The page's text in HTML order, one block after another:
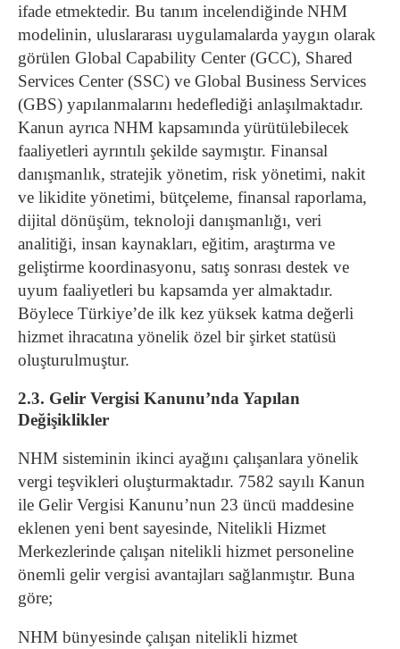
ifade etmektedir. Bu tanım incelendiğinde NHM
modelinin, uluslararası uygulamalarda yaygın olarak
görülen Global Capability Center (GCC), Shared
Services Center (SSC) ve Global Business Services
(GBS) yapılanmalarını hedeflediği anlaşılmaktadır.
Kanun ayrıca NHM kapsamında yürütülebilecek
faaliyetleri ayrıntılı şekilde saymıştır. Finansal
danışmanlık, stratejik yönetim, risk yönetimi, nakit
ve likidite yönetimi, bütçeleme, finansal raporlama,
dijital dönüşüm, teknoloji danışmanlığı, veri
analitiği, insan kaynakları, eğitim, araştırma ve
geliştirme koordinasyonu, satış sonrası destek ve
uyum faaliyetleri bu kapsamda yer almaktadır.
Böylece Türkiye’de ilk kez yüksek katma değerli
hizmet ihracatına yönelik özel bir şirket statüsü
oluşturulmuştur.
2.3. Gelir Vergisi Kanunu’nda Yapılan
Değişiklikler
NHM sisteminin ikinci ayağını çalışanlara yönelik
vergi teşvikleri oluşturmaktadır. 7582 sayılı Kanun
ile Gelir Vergisi Kanunu’nun 23 üncü maddesine
eklenen yeni bent sayesinde, Nitelikli Hizmet
Merkezlerinde çalışan nitelikli hizmet personeline
önemli gelir vergisi avantajları sağlanmıştır. Buna
göre;
NHM bünyesinde çalışan nitelikli hizmet